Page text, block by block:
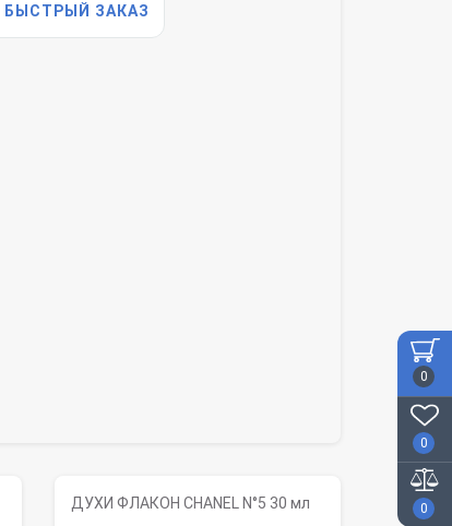
0
0
0
БЫСТРЫЙ ЗАКАЗ
ДУХИ ФЛАКОН CHANEL N°5 30 мл